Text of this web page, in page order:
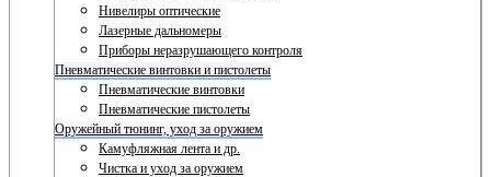
Нивелиры оптические
Лазерные дальномеры
Приборы неразрушающего контроля
Пневматические винтовки и пистолеты
Пневматические винтовки
Пневматические пистолеты
Оружейный тюнинг, уход за оружием
Камуфляжная лента и др.
Чистка и уход за оружием